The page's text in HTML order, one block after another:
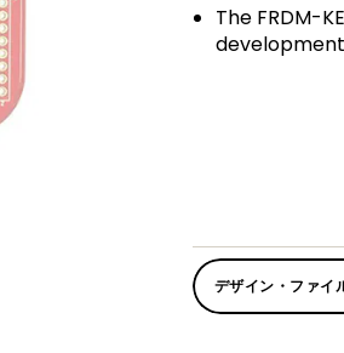
The FRDM-
デザイン・ファイ